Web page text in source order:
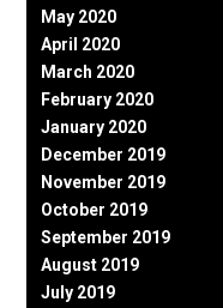
May 2020
April 2020
March 2020
February 2020
January 2020
December 2019
November 2019
October 2019
September 2019
August 2019
July 2019